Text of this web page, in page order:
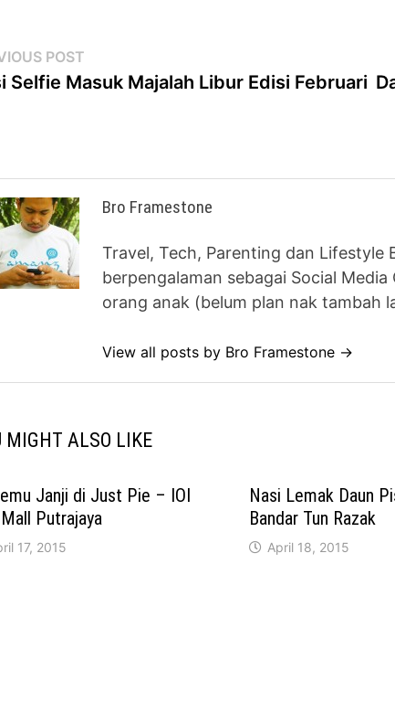
POST
post:
Selfie Masuk Majalah Libur Edisi Februari
Bro Framestone
Travel, Tech, Parenting dan Lifestyle
berpengalaman sebagai Social
orang anak (belum plan nak tambah
View all posts by Bro Framestone →
MIGHT ALSO LIKE
Janji di Just Pie – IOI
Putrajaya
17, 2015
Nasi Lemak Daun
Bandar Tun Razak
April 18, 2015